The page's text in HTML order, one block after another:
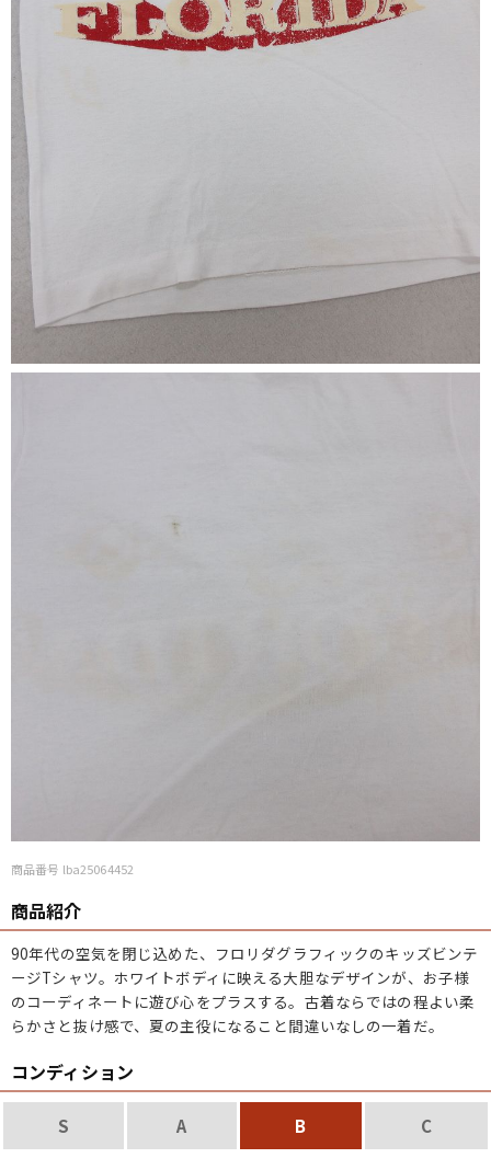
商品番号 lba25064452
商品紹介
90年代の空気を閉じ込めた、フロリダグラフィックのキッズビンテ
ージTシャツ。ホワイトボディに映える大胆なデザインが、お子様
のコーディネートに遊び心をプラスする。古着ならではの程よい柔
らかさと抜け感で、夏の主役になること間違いなしの一着だ。
コンディション
S A B C